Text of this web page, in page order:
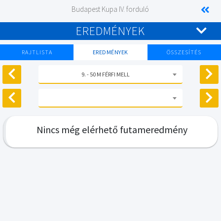
Budapest Kupa IV. forduló
EREDMÉNYEK
RAJTLISTA EREDMÉNYEK ÖSSZESÍTÉS
9. - 50 M FÉRFI MELL
Nincs még elérhető futameredmény